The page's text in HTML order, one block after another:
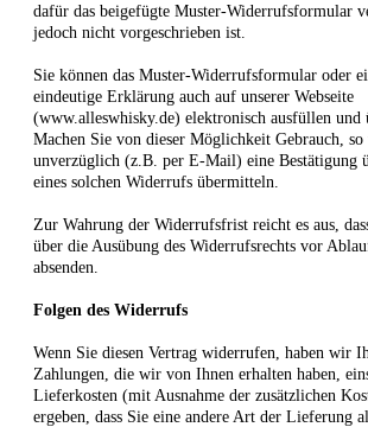
dafür das beigefügte Muster-Widerrufsformular
jedoch nicht vorgeschrieben ist.
Sie können das Muster-Widerrufsformular oder
eindeutige Erklärung auch auf unserer Webseite
(www.alleswhisky.de) elektronisch ausfüllen und
Machen Sie von dieser Möglichkeit Gebrauch,
unverzüglich (z.B. per E-Mail) eine Bestätigung
eines solchen Widerrufs übermitteln.
Zur Wahrung der Widerrufsfrist reicht es aus,
über die Ausübung des Widerrufsrechts vor
absenden.
Folgen des Widerrufs
Wenn Sie diesen Vertrag widerrufen, haben wir
Zahlungen, die wir von Ihnen erhalten haben,
Lieferkosten (mit Ausnahme der zusätzlichen
ergeben, dass Sie eine andere Art der Lieferung